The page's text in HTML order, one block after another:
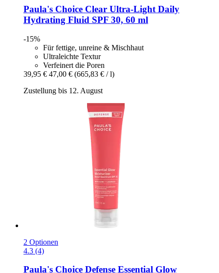
Paula's Choice Clear Ultra-​Light Daily
Hydrating Fluid SPF 30, 60 ml
-15%
Für fettige, unreine & Mischhaut
Ultraleichte Textur
Verfeinert die Poren
39,95 € 47,00 € (665,83 € / l)
Zustellung bis 12. August
2 Optionen
4.3 (4)
Paula's Choice Defense Essential Glow